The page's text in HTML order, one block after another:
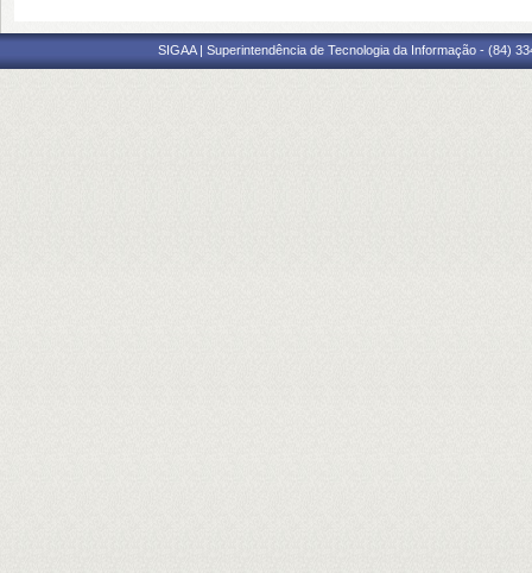
SIGAA | Superintendência de Tecnologia da Informação - (84)